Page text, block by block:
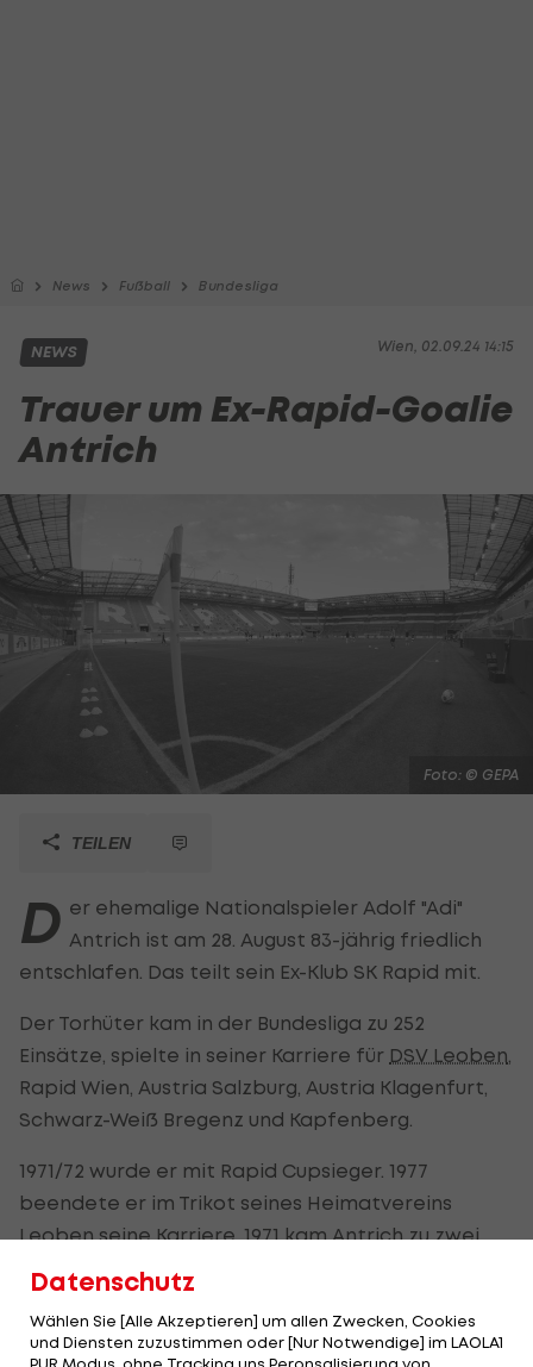
News Fußball Bundesliga
Wien, 02.09.24 14:15
NEWS
Trauer um Ex-Rapid-Goalie
Antrich
Foto: © GEPA
TEILEN
D er ehemalige Nationalspieler Adolf "Adi"
Antrich ist am 28. August 83-jährig friedlich
entschlafen. Das teilt sein Ex-Klub SK Rapid mit.
Der Torhüter kam in der Bundesliga zu 252
Einsätze, spielte in seiner Karriere für DSV Leoben
Rapid Wien, Austria Salzburg, Austria Klagenfurt,
Schwarz-Weiß Bregenz und Kapfenberg.
1971/72 wurde er mit Rapid Cupsieger. 1977
beendete er im Trikot seines Heimatvereins
Leoben seine Karriere. 1971 kam Antrich zu zwei
Länderspiele für Österreich.
SCR-Coach Klauß
mahnt: "Nicht zu sehr
Datenschutz
Wählen Sie [Alle Akzeptieren] um allen Zwecken, Cookies
und Diensten zuzustimmen oder [Nur Notwendige] im LAOLA1
PUR Modus, ohne Tracking uns Peronsalisierung von